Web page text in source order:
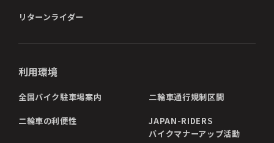
リターンライダー
利用環境
全国バイク駐車場案内 二輪車通行規制区間
二輪車の利便性
JAPAN-RIDERS
バイクマナーアップ活動